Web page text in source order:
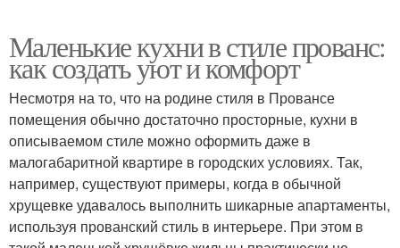
Маленькие кухни в стиле прованс:
как создать уют и комфорт
Несмотря на то, что на родине стиля в Провансе
помещения обычно достаточно просторные, кухни в
описываемом стиле можно оформить даже в
малогабаритной квартире в городских условиях. Так,
например, существуют примеры, когда в обычной
хрущевке удавалось выполнить шикарные апартаменты,
используя прованский стиль в интерьере. При этом в